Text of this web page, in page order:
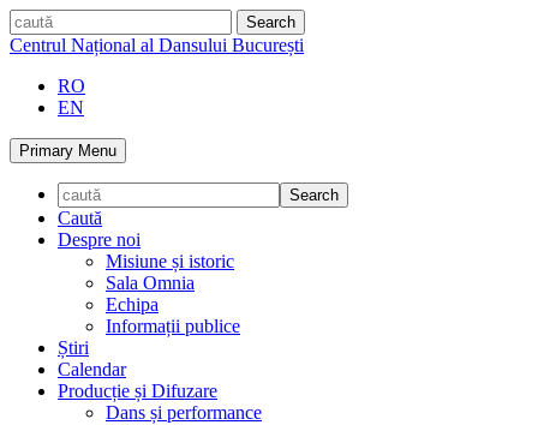
Skip
to
caută
Centrul Național al Dansului București
RO
EN
Primary Menu
Caută
Despre noi
Misiune și istoric
Sala Omnia
Echipa
Informații publice
Știri
Calendar
Producție și Difuzare
Dans și performance